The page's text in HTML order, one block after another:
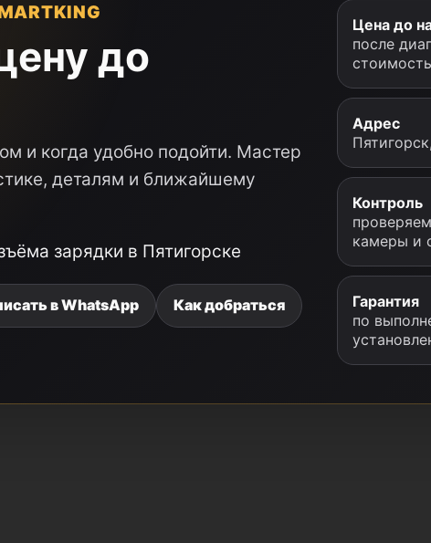
до
и когда удобно подойти. Мастер
деталям и ближайшему
зарядки в Пятигорске
в WhatsApp Как добраться
Цена до
после
Адрес
Контроль
камеры и
Гарантия
по